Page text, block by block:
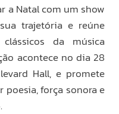
a Natal com um show
trajetória e reúne
da música
acontece no dia 28
Hall, e promete
força sonora e